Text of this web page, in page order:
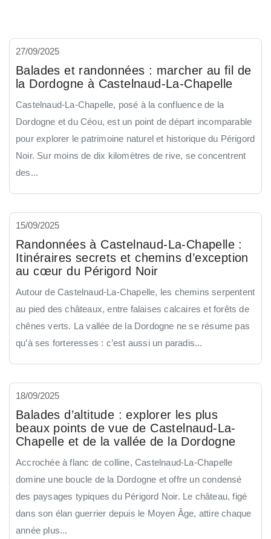
27/09/2025
Balades et randonnées : marcher au fil de
la Dordogne à Castelnaud-La-Chapelle
Castelnaud-La-Chapelle, posé à la confluence de la
Dordogne et du Céou, est un point de départ incomparable
pour explorer le patrimoine naturel et historique du Périgord
Noir. Sur moins de dix kilomètres de rive, se concentrent
des...
15/09/2025
Randonnées à Castelnaud-La-Chapelle :
Itinéraires secrets et chemins d’exception
au cœur du Périgord Noir
Autour de Castelnaud-La-Chapelle, les chemins serpentent
au pied des châteaux, entre falaises calcaires et forêts de
chênes verts. La vallée de la Dordogne ne se résume pas
qu’à ses forteresses : c’est aussi un paradis...
18/09/2025
Balades d’altitude : explorer les plus
beaux points de vue de Castelnaud-La-
Chapelle et de la vallée de la Dordogne
Accrochée à flanc de colline, Castelnaud-La-Chapelle
domine une boucle de la Dordogne et offre un condensé
des paysages typiques du Périgord Noir. Le château, figé
dans son élan guerrier depuis le Moyen Âge, attire chaque
année plus...